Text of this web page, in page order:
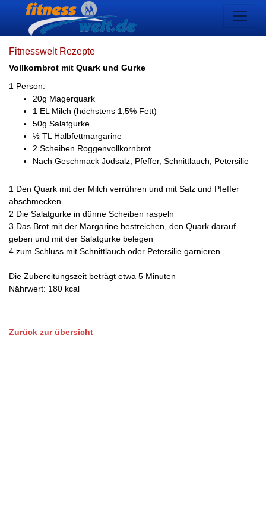
Fitnesswelt Rezepte
Vollkornbrot mit Quark und Gurke
1 Person:
20g Magerquark
1 EL Milch (höchstens 1,5% Fett)
50g Salatgurke
½ TL Halbfettmargarine
2 Scheiben Roggenvollkornbrot
Nach Geschmack Jodsalz, Pfeffer, Schnittlauch, Petersilie
1 Den Quark mit der Milch verrühren und mit Salz und Pfeffer
abschmecken
2 Die Salatgurke in dünne Scheiben raspeln
3 Das Brot mit der Margarine bestreichen, den Quark darauf
geben und mit der Salatgurke belegen
4 zum Schluss mit Schnittlauch oder Petersilie garnieren
Die Zubereitungszeit beträgt etwa 5 Minuten
Nährwert: 180 kcal
Zurück zur übersicht